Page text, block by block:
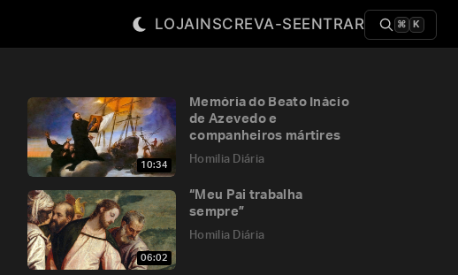
LOJAINSCREVA-SEENTRAR ⌘ K
10:34
Memória do Beato Inácio
de Azevedo e
companheiros mártires
Homilia Diária
06:02
“Meu Pai trabalha
sempre”
Homilia Diária